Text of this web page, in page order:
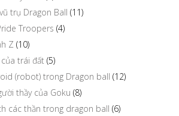
trụ Dragon Ball (11)
Troopers (4)
Z (10)
trái đất (5)
(robot) trong Dragon ball (12)
thầy của Goku (8)
các thần trong dragon ball (6)